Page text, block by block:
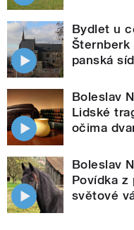
Bydlet u
Šternberk
panská
Boleslav
Lidské
očima
Boleslav
Povídka z
světové